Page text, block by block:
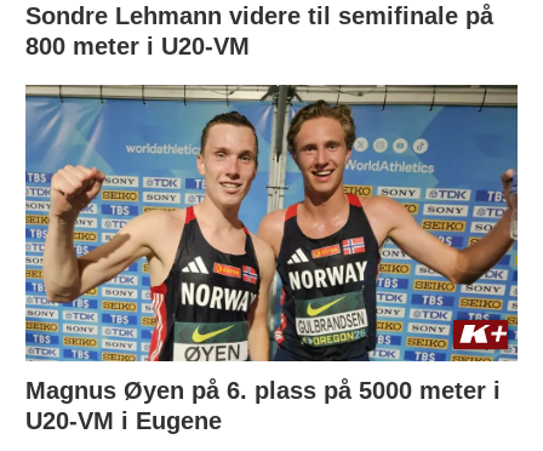
Sondre Lehmann videre til semifinale på
800 meter i U20-VM
Magnus Øyen på 6. plass på 5000 meter i
U20-VM i Eugene